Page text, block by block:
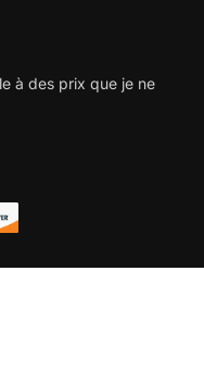
à des prix que je ne